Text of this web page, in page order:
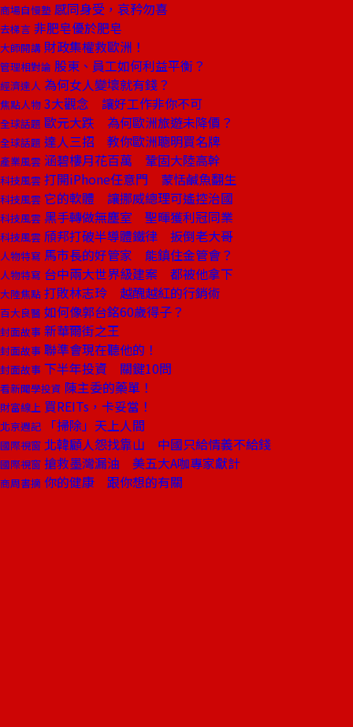
商場自慢塾 感同身受，哀矜勿喜
去梯言 非肥皂優於肥皂
大師開講 財政集權救歐洲！
管理相對論 股東、員工如何利益平衡？
經濟達人 為何女人變壞就有錢？
焦點人物 3大觀念 讓好工作非你不可
全球話題 歐元大跌 為何歐洲旅遊未降價？
全球話題 達人三招 教你歐洲聰明買名牌
產業風雲 涵碧樓月花百萬 鞏固大陸高幹
科技風雲 打開iPhone任意門 蒙恬鹹魚翻生
科技風雲 它的軟體 讓挪威總理可遙控治國
科技風雲 黑手轉做無塵室 聖暉獲利冠同業
科技風雲 頎邦打破半導體鐵律 扳倒老大哥
人物特寫 馬市長的好管家 能鎮住金管會？
人物特寫 台中兩大世界級建案 都被他拿下
大陸焦點 打敗林志玲 越醜越紅的行銷術
百大良醫 如何像郭台銘60歲得子？
封面故事 新華爾街之王
封面故事 聯準會現在聽他的！
封面故事 下半年投資 關鍵10問
看新聞學投資 陳主委的藥單！
財富線上 買REITs，卡妥當！
北京週記 「掃除」天上人間
國際視窗 北韓顧人怨找靠山 中國只給情義不給錢
國際視窗 搶救墨灣漏油 美五大A咖專家獻計
商周書摘 你的健康 跟你想的有關